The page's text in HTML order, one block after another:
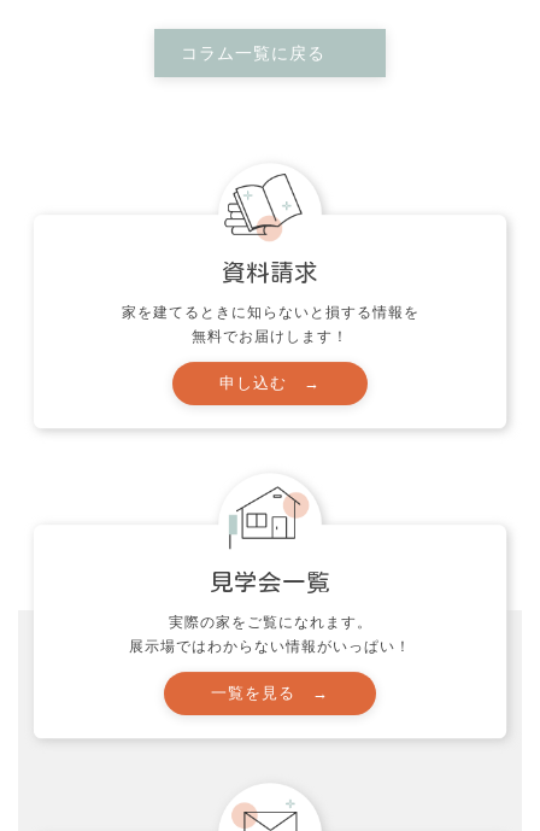
令和６年の税制改
正が発表されてい
ます。今年は無く
なると言われてい
た税制が延長され
ていたりしますの
山邑家別邸
コラム一覧に戻る
家を建てるときに知らないと損する情報を
無料でお届けします！
実際の家をご覧になれます。
展示場ではわからない情報がいっぱい！